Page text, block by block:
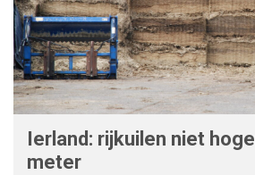
Ierland: rijkuilen niet
meter